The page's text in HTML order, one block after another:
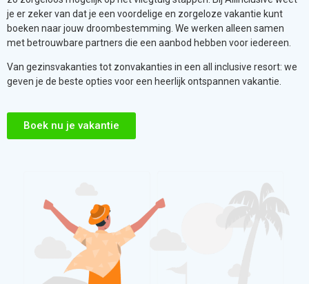
je er zeker van dat je een voordelige en zorgeloze vakantie kunt
boeken naar jouw droombestemming. We werken alleen samen
met betrouwbare partners die een aanbod hebben voor iedereen.
Van gezinsvakanties tot zonvakanties in een all inclusive resort: we
geven je de beste opties voor een heerlijk ontspannen vakantie.
Boek nu je vakantie